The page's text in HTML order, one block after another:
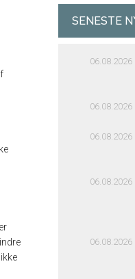
SENESTE
06.08.2026
06.08.2026
06.08.2026
06.08.2026
06.08.2026